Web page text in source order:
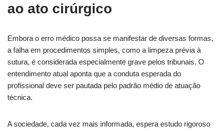
ao ato cirúrgico
Embora o erro médico possa se manifestar de diversas formas,
a falha em procedimentos simples, como a limpeza prévia à
sutura, é considerada especialmente grave pelos tribunais. O
entendimento atual aponta que a conduta esperada do
profissional deve ser pautada pelo padrão médio de atuação
técnica.
A sociedade, cada vez mais informada, espera estudo rigoroso